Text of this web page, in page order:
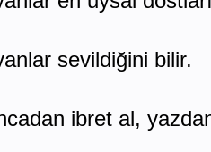
sevildiğini bilir.
ibret al,